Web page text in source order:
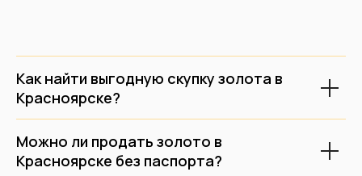
Как найти выгодную скупку золота в
Красноярске?
Можно ли продать золото в
Красноярске без паспорта?